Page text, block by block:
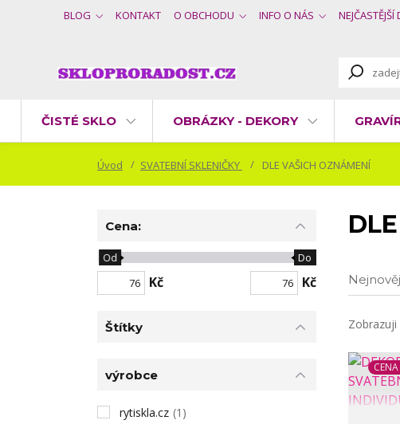
BLOG KONTAKT O OBCHODU INFO O NÁS
ČISTÉ SKLO OBRÁZKY - DEKORY
Úvod SVATEBNÍ SKLENIČKY DLE VAŠICH OZNÁMENÍ
Zobrazuji
Cena:
Kč
Od Do
Kč
Štítky
výrobce
rytiskla.cz (1)